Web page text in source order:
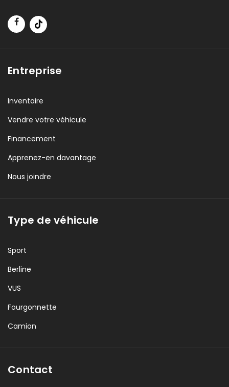
Entreprise
Inventaire
Vendre votre véhicule
Financement
Apprenez-en davantage
Nous joindre
Type de véhicule
Sport
Berline
VUS
Fourgonnette
Camion
Contact